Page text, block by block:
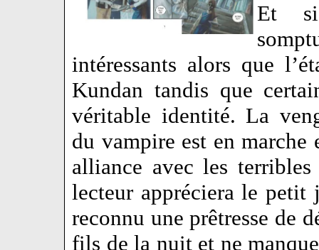
Et si
intéressants alors que
Kundan tandis que
véritable identité. La
du vampire est en marche
alliance avec les
lecteur appréciera le
reconnu une prêtresse de
fils de la nuit et ne